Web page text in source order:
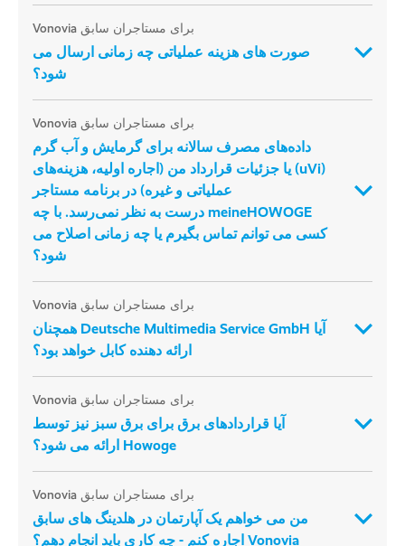
برای مستاجران سابق Vonovia
صورت های هزینه عملیاتی چه زمانی ارسال می
شود؟
برای مستاجران سابق Vonovia
داده‌های مصرف سالانه برای گرمایش و آب گرم
(uVi) یا جزئیات قرارداد من (اجاره اولیه، هزینه‌های
عملیاتی و غیره) در برنامه مستاجر
meineHOWOGE درست به نظر نمی‌رسد. با چه
کسی می توانم تماس بگیرم یا چه زمانی اصلاح می
شود؟
برای مستاجران سابق Vonovia
آیا Deutsche Multimedia Service GmbH همچنان
ارائه دهنده کابل خواهد بود؟
برای مستاجران سابق Vonovia
آیا قراردادهای برق برای برق سبز نیز توسط
Howoge ارائه می شود؟
برای مستاجران سابق Vonovia
من می خواهم یک آپارتمان در هلدینگ های سابق
Vonovia اجاره کنم - چه کاری باید انجام دهم؟